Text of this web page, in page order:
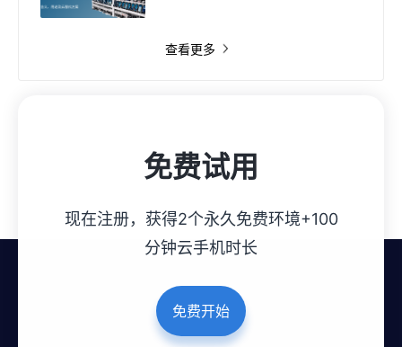
查看更多
免费试用
现在注册，获得2个永久免费环境+100
分钟云手机时长
免费开始